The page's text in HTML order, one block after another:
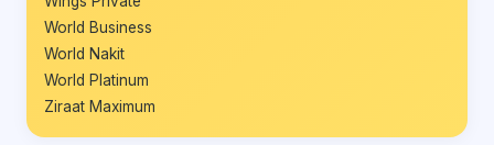
World Business
World Nakit
World Platinum
Ziraat Maximum